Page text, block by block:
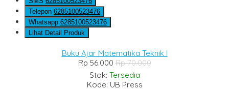
Telepon 6285100523476
Whatsapp 6285100523476
Lihat Detail Produk
Buku Ajar Matematika Teknik I
Rp 56.000Rp 70.000
Stok: Tersedia
Kode: UB Press